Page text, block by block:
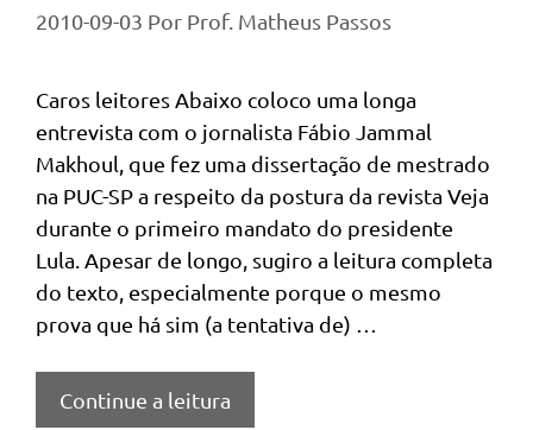
2010-09-03 Por Prof. Matheus Passos
Caros leitores Abaixo coloco uma longa
entrevista com o jornalista Fábio Jammal
Makhoul, que fez uma dissertação de mestrado
na PUC-SP a respeito da postura da revista Veja
durante o primeiro mandato do presidente
Lula. Apesar de longo, sugiro a leitura completa
do texto, especialmente porque o mesmo
prova que há sim (a tentativa de) …
Continue a leitura